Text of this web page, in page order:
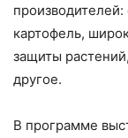
картофель,
защиты
другое.
В программе